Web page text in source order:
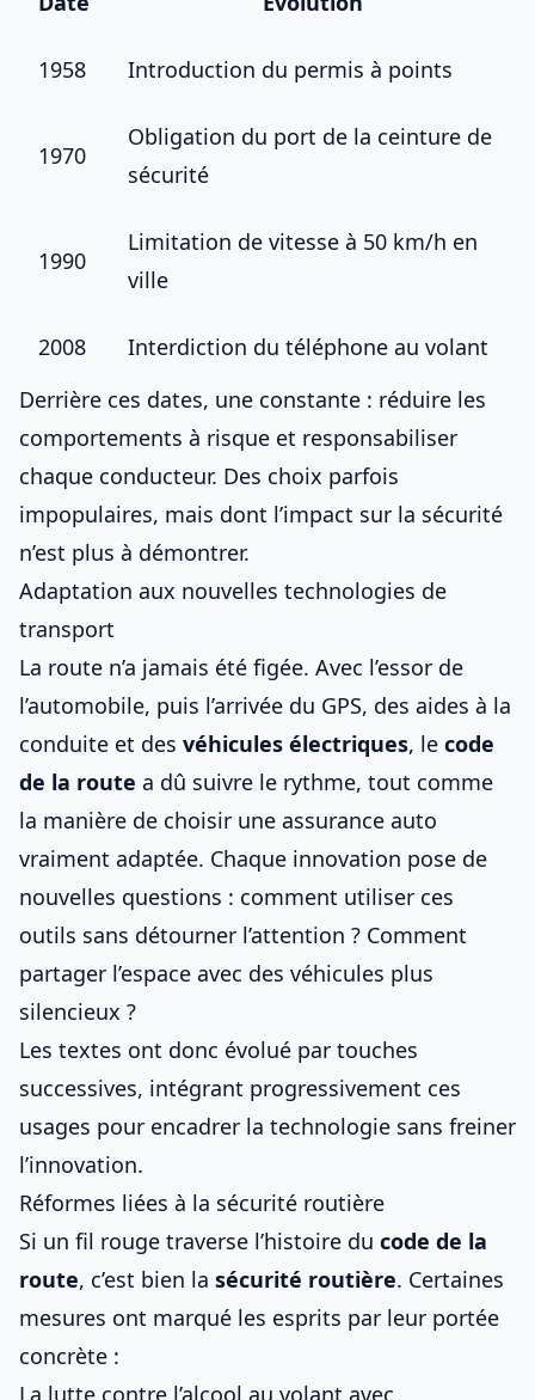
1958 Introduction du permis à points
1970
Obligation du port de la ceinture de
sécurité
1990
Limitation de vitesse à 50 km/h en
ville
2008
Interdiction du téléphone au volant
Derrière ces dates, une constante : réduire les
comportements à risque et responsabiliser
chaque conducteur. Des choix parfois
impopulaires, mais dont l’impact sur la sécurité
n’est plus à démontrer.
Adaptation aux nouvelles technologies de
transport
La route n’a jamais été figée. Avec l’essor de
l’automobile, puis l’arrivée du GPS, des aides à la
conduite et des véhicules électriques, le code
de la route a dû suivre le rythme, tout comme
la manière de choisir une assurance auto
vraiment adaptée. Chaque innovation pose de
nouvelles questions : comment utiliser ces
outils sans détourner l’attention ? Comment
partager l’espace avec des véhicules plus
silencieux ?
Les textes ont donc évolué par touches
successives, intégrant progressivement ces
usages pour encadrer la technologie sans freiner
l’innovation.
Réformes liées à la sécurité routière
Si un fil rouge traverse l’histoire du code de la
route, c’est bien la sécurité routière. Certaines
mesures ont marqué les esprits par leur portée
concrète :